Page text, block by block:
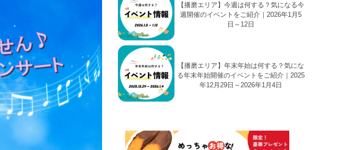
【播磨エリア】今週は何する？気になる今
週開催のイベントをご紹介｜2026年1月5
日～12日
【播磨エリア】年末年始は何する？気にな
る年末年始開催のイベントをご紹介｜2025
年12月29日～2026年1月4日